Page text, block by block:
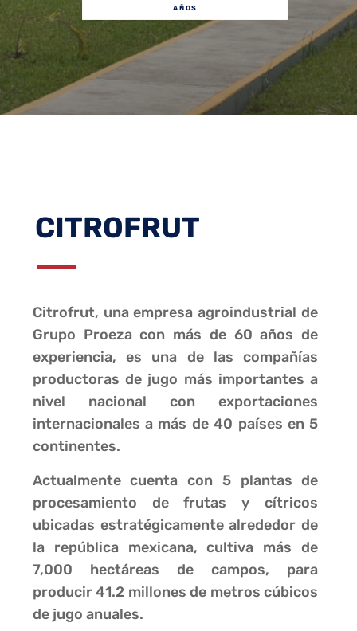
AÑOS
CITROFRUT
Citrofrut, una empresa agroindustrial de
Grupo Proeza con más de 60 años de
experiencia, es una de las compañías
productoras de jugo más importantes a
nivel nacional con exportaciones
internacionales a más de 40 países en 5
continentes.
Actualmente cuenta con 5 plantas de
procesamiento de frutas y cítricos
ubicadas estratégicamente alrededor de
la república mexicana, cultiva más de
7,000 hectáreas de campos, para
producir 41.2 millones de metros cúbicos
de jugo anuales.